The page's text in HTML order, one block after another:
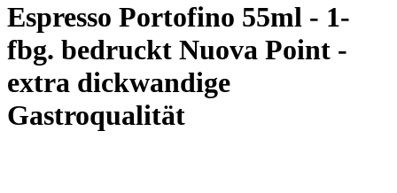
Espresso Portofino 55ml - 1-
fbg. bedruckt Nuova Point -
extra dickwandige
Gastroqualität